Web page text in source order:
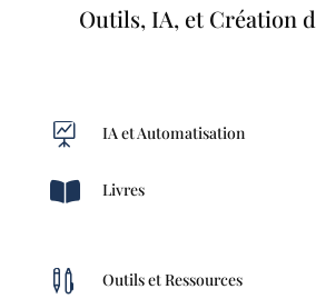
Outils, IA, et Création
 IA et Automatisation
 Livres
 Outils et Ressources